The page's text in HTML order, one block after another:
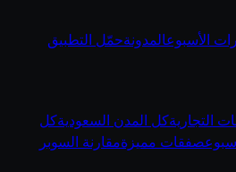
الأسبوعالمدونةحمّل التطبيق
التجاريةكل المدن السعوديةكل
صفقات مميزةمقارنة السوبر